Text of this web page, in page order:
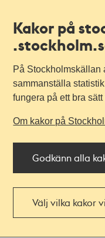
Kakor på
På Stockholmskällan
sammanställa
fungera på ett bra sätt
Om kakor på
Godkänn alla
Välj vilka kakor